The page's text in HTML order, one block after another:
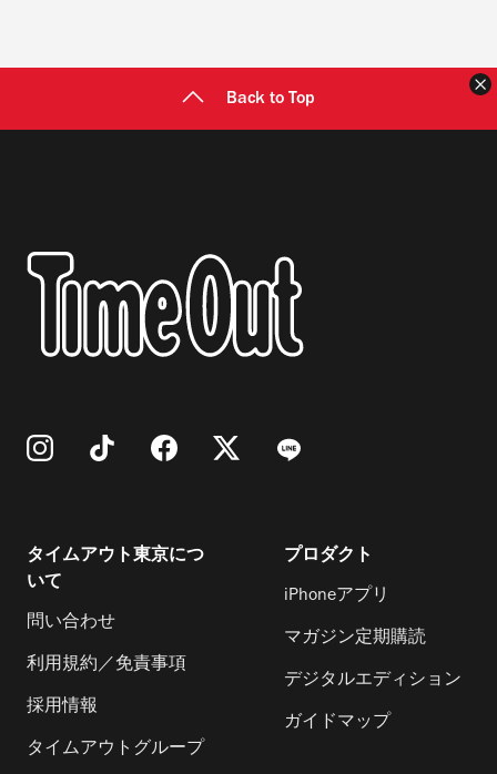
Back to Top
タイムアウト東京につ
いて
問い合わせ
利用規約／免責事項
採用情報
タイムアウトグループ
プロダクト
iPhoneアプリ
マガジン定期購読
デジタルエディション
ガイドマップ